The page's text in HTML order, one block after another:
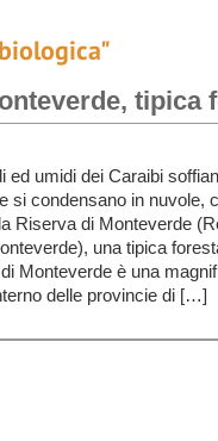
tipica
ed umidi dei Caraibi
si condensano in nuvole,
Riserva di Monteverde
una tipica
Monteverde è una
delle provincie di […]